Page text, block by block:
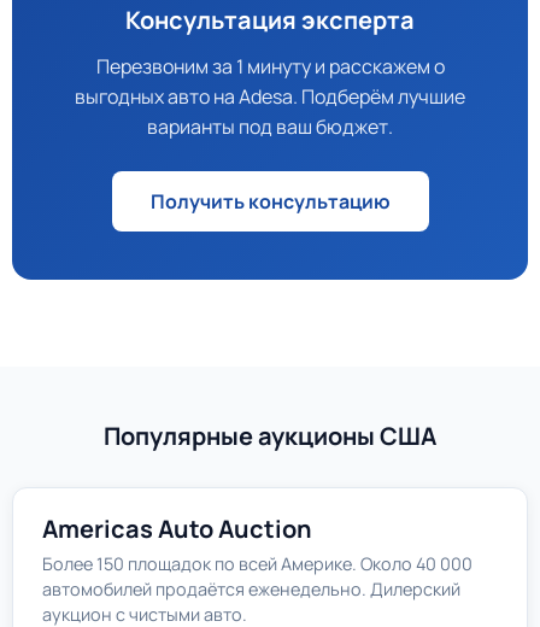
Консультация эксперта
Перезвоним за 1 минуту и расскажем о
выгодных авто на Adesa. Подберём лучшие
варианты под ваш бюджет.
Получить консультацию
Популярные аукционы США
Americas Auto Auction
Более 150 площадок по всей Америке. Около 40 000
автомобилей продаётся еженедельно. Дилерский
аукцион с чистыми авто.